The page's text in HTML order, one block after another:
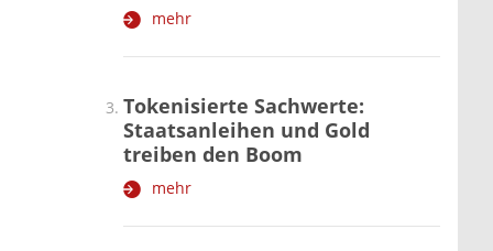
mehr
Tokenisierte Sachwerte:
Staatsanleihen und Gold
treiben den Boom
mehr